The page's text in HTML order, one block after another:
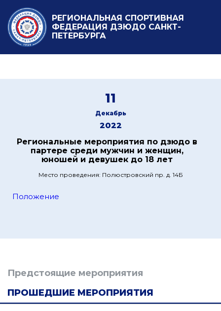
РЕГИОНАЛЬНАЯ СПОРТИВНАЯ
ФЕДЕРАЦИЯ ДЗЮДО САНКТ-
ПЕТЕРБУРГА
11
Декабрь
2022
Региональные мероприятия по дзюдо в
партере среди мужчин и женщин,
юношей и девушек до 18 лет
Место проведения: Полюстровский пр. д. 14Б
Положение
Предстоящие мероприятия
ПРОШЕДШИЕ МЕРОПРИЯТИЯ